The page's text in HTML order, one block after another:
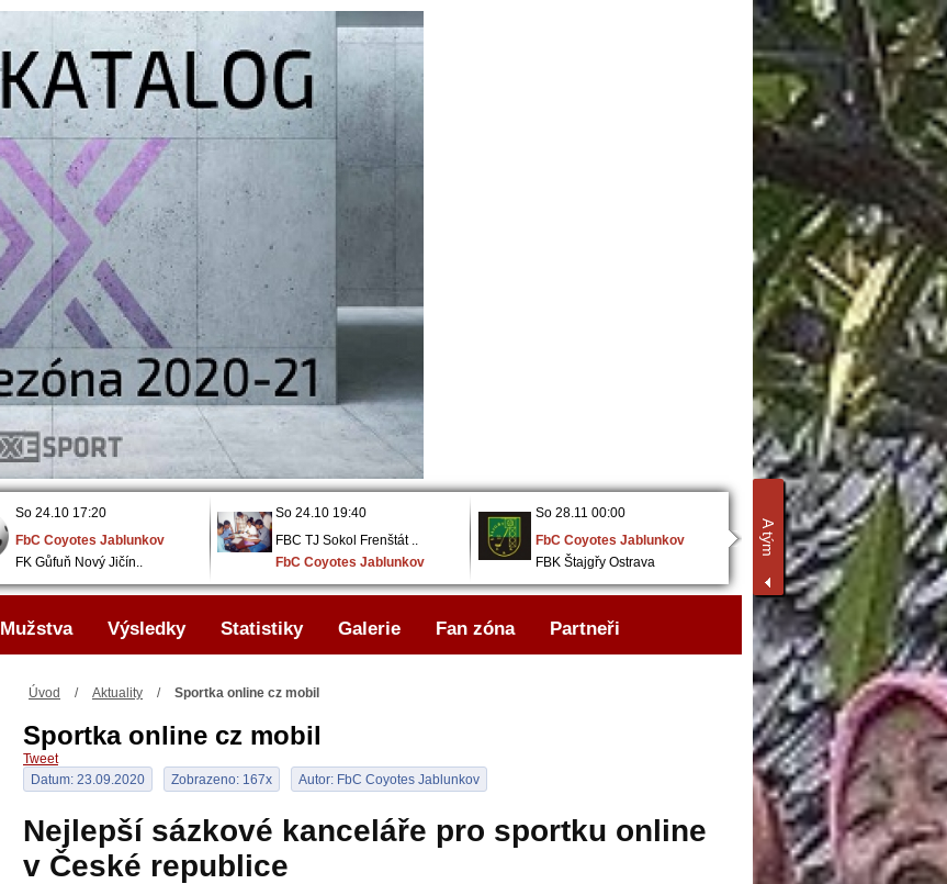
A tým
So 24.10 17:20
FbC Coyotes Jablunkov
FK Gůfuň Nový Jičín..
So 24.10 19:40
FBC TJ Sokol Frenštát ..
FbC Coyotes Jablunkov
So 28.11 00:00
FbC Coyotes Jablunkov
FBK Štajgřy Ostrava
So 28.11 00:00
RH Piving Ostrava
FbC Coyotes Jablunkov
Úvod / Aktuality / Sportka online cz mobil
Sportka online cz mobil
Tweet
Datum: 23.09.2020
Zobrazeno: 167x Autor: FbC Coyotes Jablunkov
Nejlepší sázkové kanceláře pro sportku online
v České republice
Mužstva Výsledky Statistiky Galerie Fan zóna Partneři